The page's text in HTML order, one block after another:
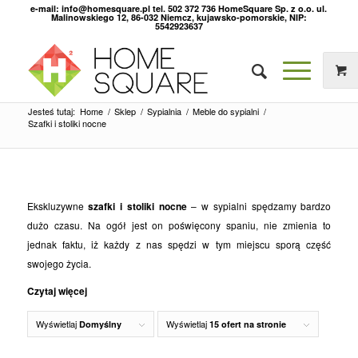
e-mail: info@homesquare.pl tel. 502 372 736 HomeSquare Sp. z o.o. ul.
Malinowskiego 12, 86-032 Niemcz, kujawsko-pomorskie, NIP:
5542923637
Jesteś tutaj: Home / Sklep / Sypialnia / Meble do sypialni /
Szafki i stoliki nocne
Ekskluzywneszafki i stoliki nocne– w sypialni spędzamy bardzo
dużo czasu. Na ogół jest on poświęcony spaniu, nie zmienia to
jednak faktu, iż każdy z nas spędzi w tym miejscu sporą część
swojego życia.
Czytaj więcej
Wyświetlaj Domyślny Wyświetlaj 15 ofert na stronie